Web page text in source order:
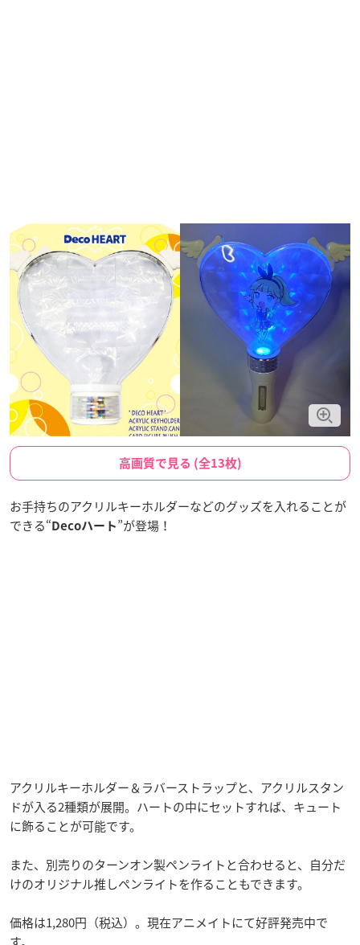
高画質で見る (全13枚)
お手持ちのアクリルキーホルダーなどのグッズを入れることが
できる“ Decoハート ”が登場！
アクリルキーホルダー＆ラバーストラップと、アクリルスタン
ドが入る2種類が展開。ハートの中にセットすれば、キュート
に飾ることが可能です。
また、別売りのターンオン製ペンライトと合わせると、自分だ
けのオリジナル推しペンライトを作ることもできます。
価格は1,280円（税込）。現在アニメイトにて好評発売中で